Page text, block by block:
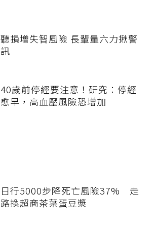
聽損增失智風險 長輩量六力揪警
訊
40歲前停經要注意！研究：停經
愈早，高血壓風險恐增加
日行5000步降死亡風險37% 走
路換超商茶葉蛋豆漿